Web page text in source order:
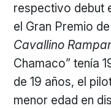
respectivo debut
el Gran Premio
Cavallino
Chamaco” tenía
de 19 años, el
menor edad en